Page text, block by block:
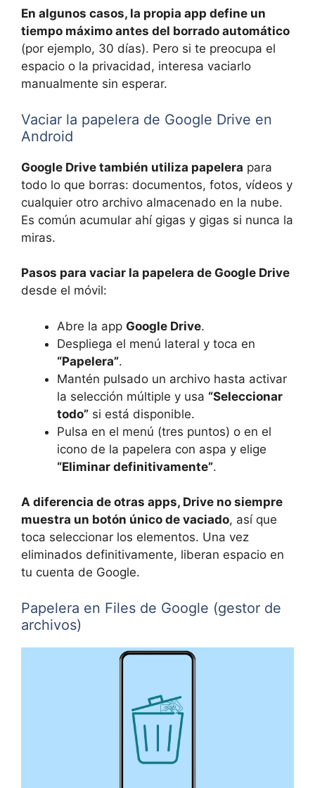
En algunos casos, la propia app define un
tiempo máximo antes del borrado automático
(por ejemplo, 30 días). Pero si te preocupa el
espacio o la privacidad, interesa vaciarlo
manualmente sin esperar.
Vaciar la papelera de Google Drive en
Android
Google Drive también utiliza papelera para
todo lo que borras: documentos, fotos, vídeos y
cualquier otro archivo almacenado en la nube.
Es común acumular ahí gigas y gigas si nunca la
miras.
Pasos para vaciar la papelera de Google Drive
desde el móvil:
Abre la app Google Drive.
Despliega el menú lateral y toca en
“Papelera”.
Mantén pulsado un archivo hasta activar
la selección múltiple y usa “Seleccionar
todo” si está disponible.
Pulsa en el menú (tres puntos) o en el
icono de la papelera con aspa y elige
“Eliminar definitivamente”.
A diferencia de otras apps, Drive no siempre
muestra un botón único de vaciado, así que
toca seleccionar los elementos. Una vez
eliminados definitivamente, liberan espacio en
tu cuenta de Google.
Papelera en Files de Google (gestor de
archivos)